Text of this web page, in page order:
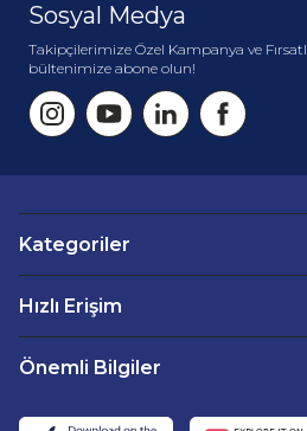
Sosyal Medya
Takipçilerimize Özel Kampanya ve
bültenimize abone olun!
Kategoriler
Hızlı Erişim
Önemli Bilgiler